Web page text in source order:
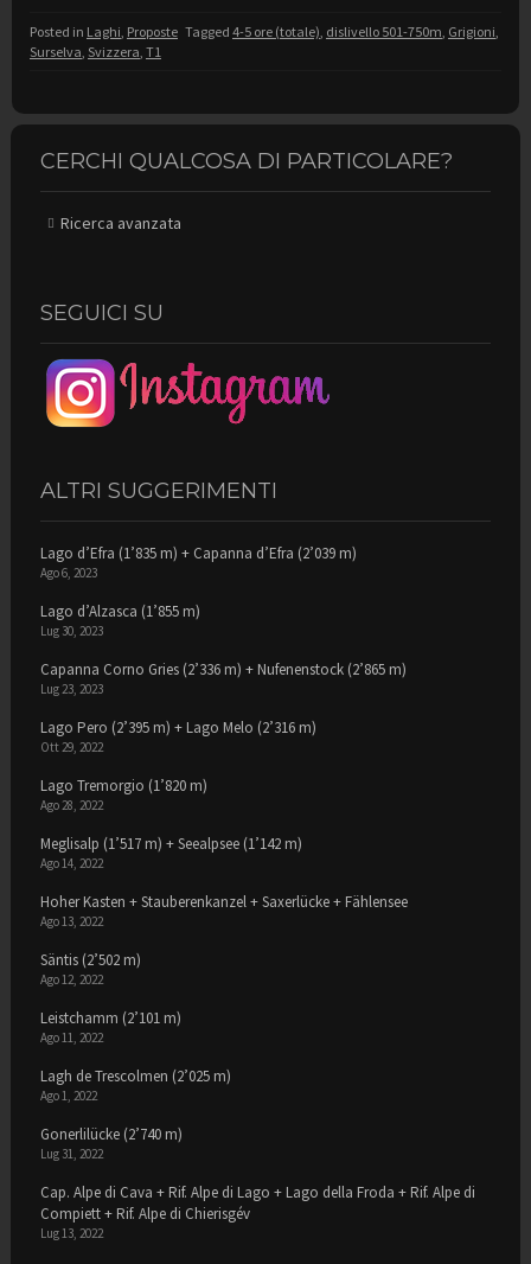
Posted in Laghi, Proposte Tagged 4-5 ore (totale), dislivello 501-750m, Grigioni,
Surselva, Svizzera, T1
CERCHI QUALCOSA DI PARTICOLARE?
Ricerca avanzata
SEGUICI SU
ALTRI SUGGERIMENTI
Lago d’Efra (1’835 m) + Capanna d’Efra (2’039 m)
Ago 6, 2023
Lago d’Alzasca (1’855 m)
Lug 30, 2023
Capanna Corno Gries (2’336 m) + Nufenenstock (2’865 m)
Lug 23, 2023
Lago Pero (2’395 m) + Lago Melo (2’316 m)
Ott 29, 2022
Lago Tremorgio (1’820 m)
Ago 28, 2022
Meglisalp (1’517 m) + Seealpsee (1’142 m)
Ago 14, 2022
Hoher Kasten + Stauberenkanzel + Saxerlücke + Fählensee
Ago 13, 2022
Säntis (2’502 m)
Ago 12, 2022
Leistchamm (2’101 m)
Ago 11, 2022
Lagh de Trescolmen (2’025 m)
Ago 1, 2022
Gonerlilücke (2’740 m)
Lug 31, 2022
Cap. Alpe di Cava + Rif. Alpe di Lago + Lago della Froda + Rif. Alpe di
Compiett + Rif. Alpe di Chierisgév
Lug 13, 2022